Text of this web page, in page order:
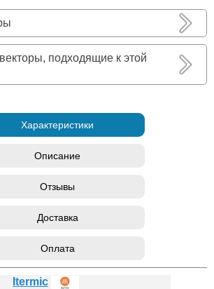
подходящие к этой
Характеристики
Описание
Отзывы
Доставка
Оплата
Itermic